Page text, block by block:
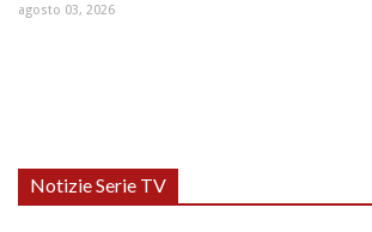
agosto 03, 2026
Notizie Serie TV